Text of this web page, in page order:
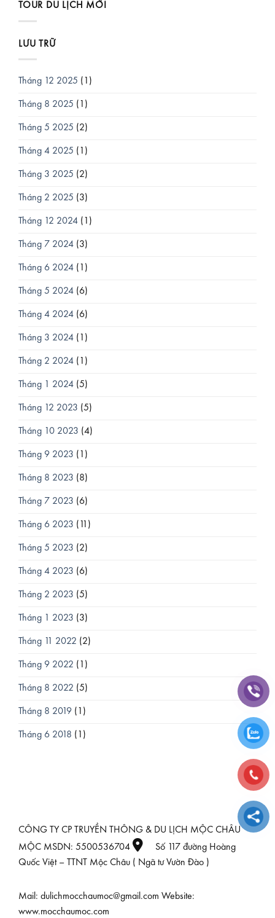
TOUR DU LỊCH MỚI
LƯU TRỮ
Tháng 12 2025 (1)
Tháng 8 2025 (1)
Tháng 5 2025 (2)
Tháng 4 2025 (1)
Tháng 3 2025 (2)
Tháng 2 2025 (3)
Tháng 12 2024 (1)
Tháng 7 2024 (3)
Tháng 6 2024 (1)
Tháng 5 2024 (6)
Tháng 4 2024 (6)
Tháng 3 2024 (1)
Tháng 2 2024 (1)
Tháng 1 2024 (5)
Tháng 12 2023 (5)
Tháng 10 2023 (4)
Tháng 9 2023 (1)
Tháng 8 2023 (8)
Tháng 7 2023 (6)
Tháng 6 2023 (11)
Tháng 5 2023 (2)
Tháng 4 2023 (6)
Tháng 2 2023 (5)
Tháng 1 2023 (3)
Tháng 11 2022 (2)
Tháng 9 2022 (1)
Tháng 8 2022 (5)
Tháng 8 2019 (1)
Tháng 6 2018 (1)
CÔNG TY CP TRUYỀN THÔNG & DU LỊCH MỘC CHÂU
MỘC MSDN: 5500536704
Số 117 đường Hoàng
Quốc Việt – TTNT Mộc Châu ( Ngã tư Vườn Đào )
Mail: dulichmocchaumoc@gmail.com Website:
www.mocchaumoc.com